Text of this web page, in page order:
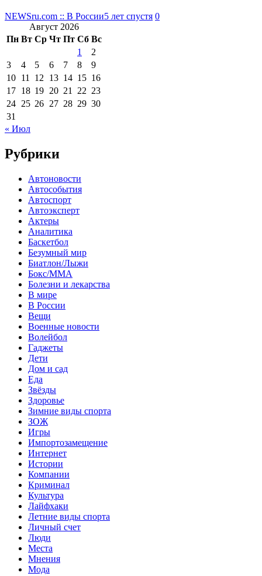
NEWSru.com :: В России5 лет спустя 0
Август 2026
Пн Вт Ср Чт Пт Сб Вс
1
2
3
4 5 6 7 8
9
10 11 12 13 14 15 16
17 18 19 20 21 22 23
24 25 26 27 28 29 30
31
« Июл
Рубрики
Автоновости
Автособытия
Автоспорт
Автоэксперт
Актеры
Аналитика
Баскетбол
Безумный мир
Биатлон/Лыжи
Бокс/MMA
Болезни и лекарства
В мире
В России
Вещи
Военные новости
Волейбол
Гаджеты
Дети
Дом и сад
Еда
Звёзды
Здоровье
Зимние виды спорта
ЗОЖ
Игры
Импортозамещение
Интернет
Истории
Компании
Криминал
Культура
Лайфхаки
Летние виды спорта
Личный счет
Люди
Места
Мнения
Мода